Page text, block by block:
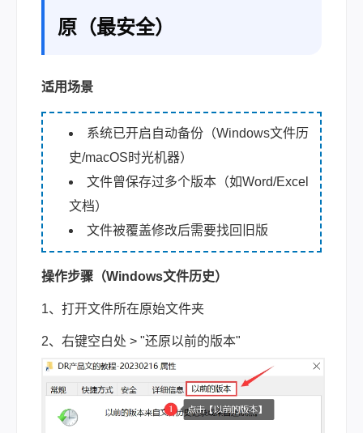
原（最安全）
适用场景
系统已开启自动备份（Windows文件历
史/macOS时光机器）
文件曾保存过多个版本（如Word/Excel
文档）
文件被覆盖修改后需要找回旧版
操作步骤（Windows文件历史）
1、打开文件所在原始文件夹
2、右键空白处 > "还原以前的版本"